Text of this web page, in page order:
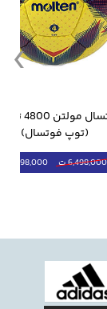
(توپ فوتسال)
6,498,000 ت 5,298,000 ت